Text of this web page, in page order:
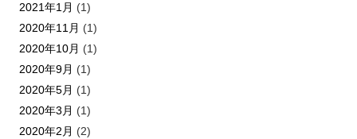
2021年1月 (1)
2020年11月 (1)
2020年10月 (1)
2020年9月 (1)
2020年5月 (1)
2020年3月 (1)
2020年2月 (2)